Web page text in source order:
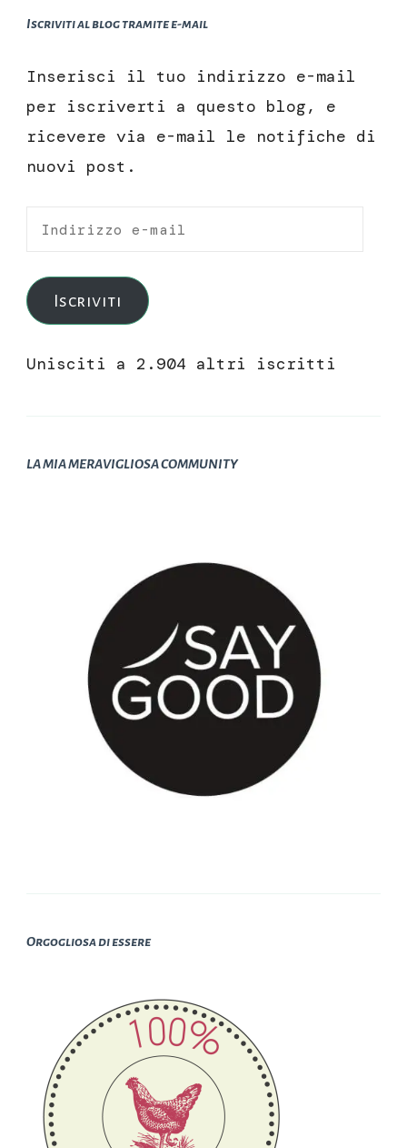
Iscriviti al blog tramite e-mail
Inserisci il tuo indirizzo e-mail
per iscriverti a questo blog, e
ricevere via e-mail le notifiche di
nuovi post.
Indirizzo
mail
Iscriviti
Unisciti a 2.904 altri iscritti
LA MIA MERAVIGLIOSA COMMUNITY
Orgogliosa di essere